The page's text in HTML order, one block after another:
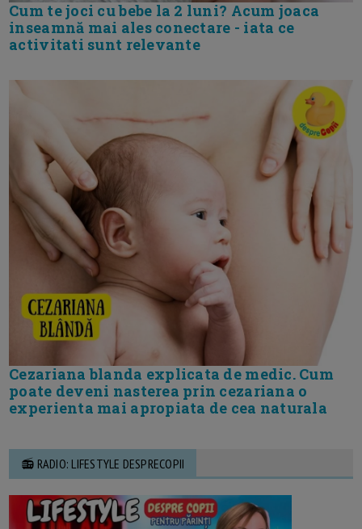
Cum te joci cu bebe la 2 luni? Acum joaca
inseamnă mai ales conectare - iata ce
activitati sunt relevante
Cezariana blanda explicata de medic. Cum
poate deveni nasterea prin cezariana o
experienta mai apropiata de cea naturala
📻 RADIO: LIFESTYLE DESPRECOPII